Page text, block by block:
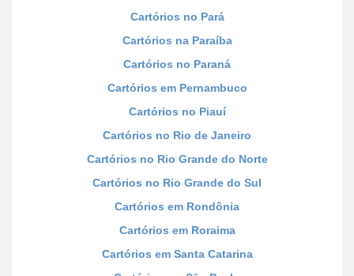
Cartórios no Pará
Cartórios na Paraíba
Cartórios no Paraná
Cartórios em Pernambuco
Cartórios no Piauí
Cartórios no Rio de Janeiro
Cartórios no Rio Grande do Norte
Cartórios no Rio Grande do Sul
Cartórios em Rondônia
Cartórios em Roraima
Cartórios em Santa Catarina